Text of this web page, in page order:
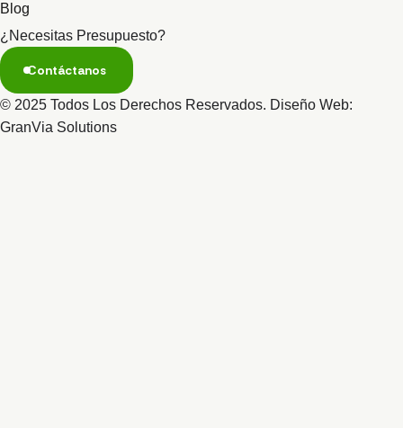
Blog
¿Necesitas Presupuesto?
Contáctanos
© 2025 Todos Los Derechos Reservados. Diseño Web:
GranVia Solutions